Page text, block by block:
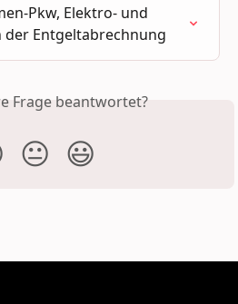
Pkw, Elektro- und
Entgeltabrechnung
Frage beantwortet?
😐 😃